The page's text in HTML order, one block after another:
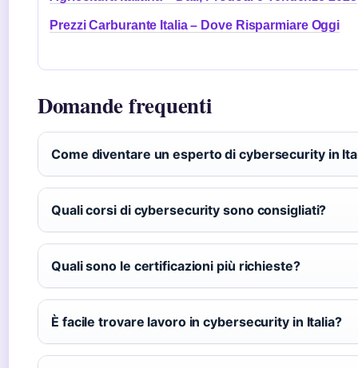
Prezzi Carburante Italia – Dove Risparmiare Oggi
Domande frequenti
Come diventare un esperto di cybersecurity in
Quali corsi di cybersecurity sono consigliati?
Quali sono le certificazioni più richieste?
È facile trovare lavoro in cybersecurity in Italia?